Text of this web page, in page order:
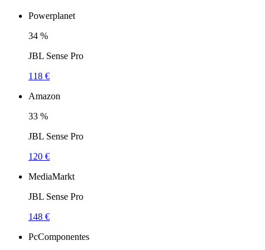
Powerplanet
34 %
JBL Sense Pro
118 €
Amazon
33 %
JBL Sense Pro
120 €
MediaMarkt
JBL Sense Pro
148 €
PcComponentes